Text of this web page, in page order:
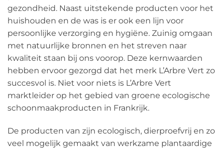
gezondheid. Naast uitstekende producten voor het
huishouden en de was is er ook een lijn voor
persoonlijke verzorging en hygiëne. Zuinig omgaan
met natuurlijke bronnen en het streven naar
kwaliteit staan bij ons voorop. Deze kernwaarden
hebben ervoor gezorgd dat het merk L’Arbre Vert zo
succesvol is. Niet voor niets is L’Arbre Vert
marktleider op het gebied van groene ecologische
schoonmaakproducten in Frankrijk.
De producten van zijn ecologisch, dierproefvrij en zo
veel mogelijk gemaakt van werkzame plantaardige